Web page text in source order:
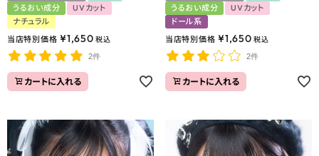
うるおい成分
UVカット
ナチュラル
当店特別価格 ¥1,650 税込
2件
カートに入れる
うるおい成分
UVカット
ドール系
当店特別価格 ¥1,650 税込
2件
カートに入れる